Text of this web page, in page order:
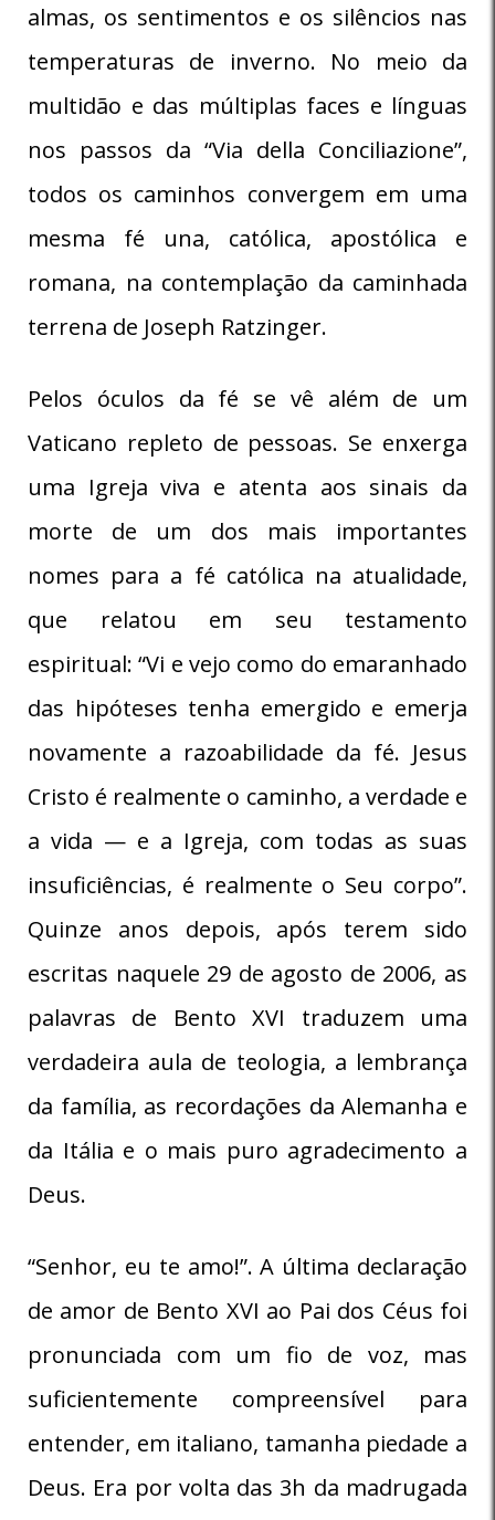
almas, os sentimentos e os silêncios nas
temperaturas de inverno. No meio da
multidão e das múltiplas faces e línguas
nos passos da “Via della Conciliazione”,
todos os caminhos convergem em uma
mesma fé una, católica, apostólica e
romana, na contemplação da caminhada
terrena de Joseph Ratzinger.
Pelos óculos da fé se vê além de um
Vaticano repleto de pessoas. Se enxerga
uma Igreja viva e atenta aos sinais da
morte de um dos mais importantes
nomes para a fé católica na atualidade,
que relatou em seu testamento
espiritual: “Vi e vejo como do emaranhado
das hipóteses tenha emergido e emerja
novamente a razoabilidade da fé. Jesus
Cristo é realmente o caminho, a verdade e
a vida — e a Igreja, com todas as suas
insuficiências, é realmente o Seu corpo”.
Quinze anos depois, após terem sido
escritas naquele 29 de agosto de 2006, as
palavras de Bento XVI traduzem uma
verdadeira aula de teologia, a lembrança
da família, as recordações da Alemanha e
da Itália e o mais puro agradecimento a
Deus.
“Senhor, eu te amo!”. A última declaração
de amor de Bento XVI ao Pai dos Céus foi
pronunciada com um fio de voz, mas
suficientemente compreensível para
entender, em italiano, tamanha piedade a
Deus. Era por volta das 3h da madrugada